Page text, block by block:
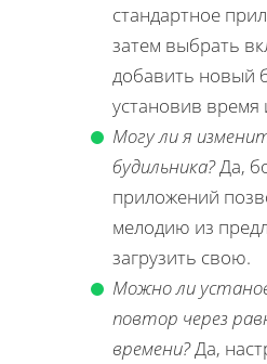
стандартное
затем выбрать
добавить новый
установив время
Могу ли я
будильника?Да,
приложений
мелодию из
загрузить свою.
Можно ли
повтор через
времени?Да,